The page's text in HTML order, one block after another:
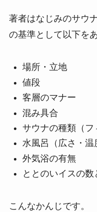
著者はなじみのサウ
の基準として以下を
場所・立地
値段
客層のマナー
混み具合
サウナの種類（フ
水風呂（広さ・温
外気浴の有無
ととのいイスの数
こんなかんじです。